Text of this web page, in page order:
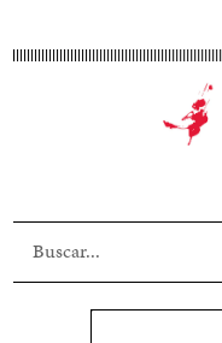
al